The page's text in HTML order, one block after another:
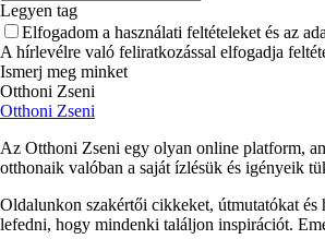
Legyen tag
Elfogadom a használati feltételeket és az
A hírlevélre való feliratkozással elfogadja
Ismerj meg minket
Otthoni Zseni
Otthoni Zseni
Az Otthoni Zseni egy olyan online platform,
otthonaik valóban a saját ízlésük és igényeik
Oldalunkon szakértői cikkeket, útmutatókat
lefedni, hogy mindenki találjon inspirációt.